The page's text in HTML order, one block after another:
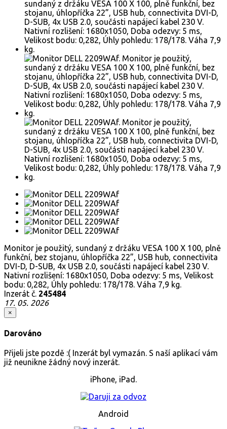
Monitor je použitý, sundaný z držáku VESA 100 X 100, plně
funkční, bez stojanu, úhlopříčka 22”, USB hub, connectivita
DVI-D, D-SUB, 4x USB 2.0, součásti napájecí kabel 230 V.
Nativní rozlišení: 1680x1050, Doba odezvy: 5 ms, Velikost
bodu: 0,282, Úhly pohledu: 178/178. Váha 7,9 kg.
Inzerát č. 245484
17. 05. 2026
×
Darováno
Přijeli jste pozdě :( Inzerát byl vymazán. S naší aplikací vám
již neunikne žádný nový inzerát.
iPhone, iPad.
Android